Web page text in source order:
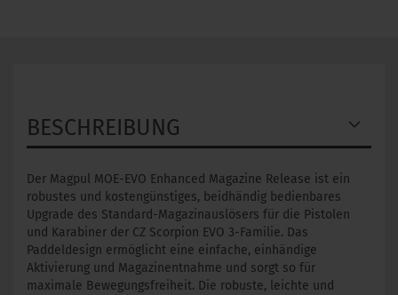
BESCHREIBUNG
Der Magpul MOE-EVO Enhanced Magazine Release ist ein
robustes und kostengünstiges, beidhändig bedienbares
Upgrade des Standard-Magazinauslösers für die Pistolen
und Karabiner der CZ Scorpion EVO 3-Familie. Das
Paddeldesign ermöglicht eine einfache, einhändige
Aktivierung und Magazinentnahme und sorgt so für
maximale Bewegungsfreiheit. Die robuste, leichte und